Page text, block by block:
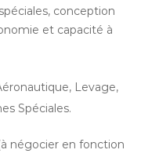
conception
et capacité à
Levage,
Spéciales.
négocier en fonction